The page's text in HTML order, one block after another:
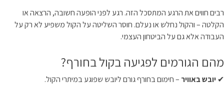
רבים חווים את הרגע המתסכל הזה. רגע לפני הופעה חשובה, הרצאה או
הקלטה – והקול נחלש או נעלם. חוסר השליטה על הקול משפיע לא רק על
העבודה אלא גם על הביטחון העצמי.
מהם הגורמים לפגיעה בקול בחורף?
✔ יובש באוויר – חימום בחורף גורם ליובש שפוגע במיתרי הקול.